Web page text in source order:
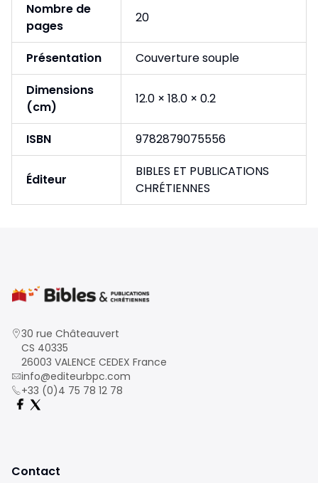
Nombre de
pages
20
Présentation
Couverture souple
Dimensions
(cm)
12.0 × 18.0 × 0.2
ISBN 9782879075556
Éditeur
BIBLES ET PUBLICATIONS
CHRÉTIENNES
30 rue Châteauvert
CS 40335
26003 VALENCE CEDEX France
info@editeurbpc.com
+33 (0)4 75 78 12 78
Contact